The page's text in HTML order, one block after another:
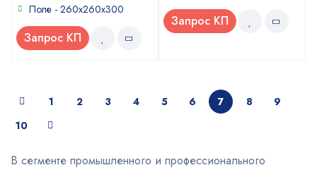
Поле - 260x260x300
Запрос КП
Запрос КП
1 2 3 4 5 6 7 8
9
10
В сегменте промышленного и профессионального